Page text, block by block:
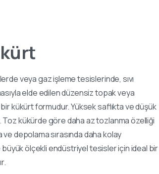
veya gaz işleme tesislerinde, sıvı
elde edilen düzensiz topak veya
kükürt formudur. Yüksek saflıkta ve düşük
Toz kükürde göre daha az tozlanma özelliği
depolama sırasında daha kolay
ölçekli endüstriyel tesisler için ideal bir